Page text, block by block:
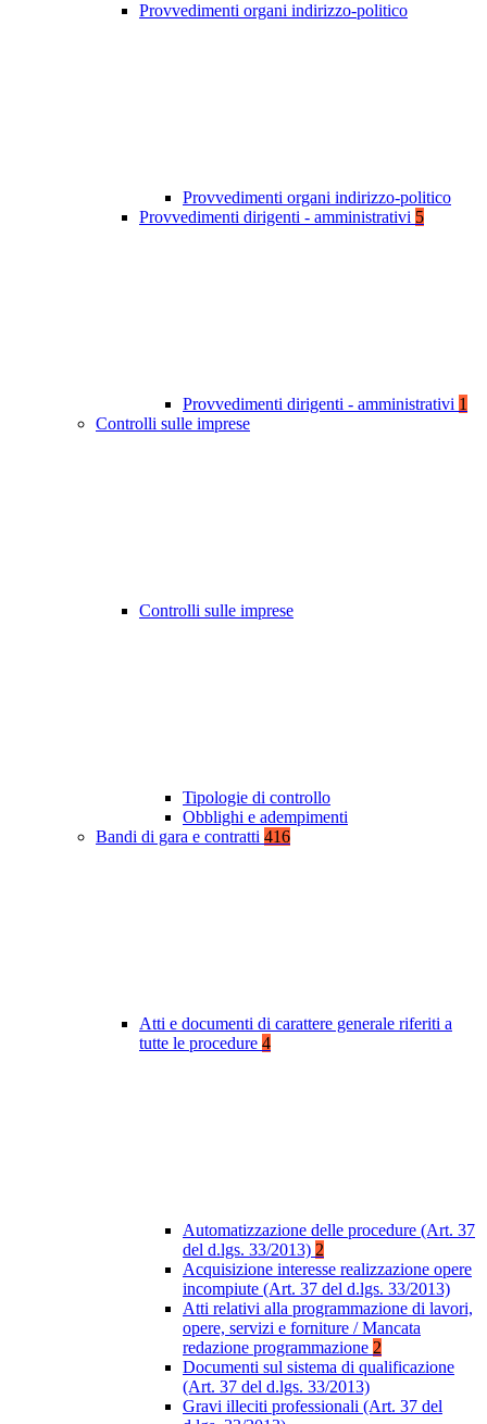
Provvedimenti organi indirizzo-politico
Provvedimenti organi indirizzo-politico
Provvedimenti dirigenti - amministrativi 5
Provvedimenti dirigenti - amministrativi 1
Controlli sulle imprese
Controlli sulle imprese
Tipologie di controllo
Obblighi e adempimenti
Bandi di gara e contratti 416
Atti e documenti di carattere generale riferiti a
tutte le procedure 4
Automatizzazione delle procedure (Art. 37
del d.lgs. 33/2013) 2
Acquisizione interesse realizzazione opere
incompiute (Art. 37 del d.lgs. 33/2013)
Atti relativi alla programmazione di lavori,
opere, servizi e forniture / Mancata
redazione programmazione 2
Documenti sul sistema di qualificazione
(Art. 37 del d.lgs. 33/2013)
Gravi illeciti professionali (Art. 37 del